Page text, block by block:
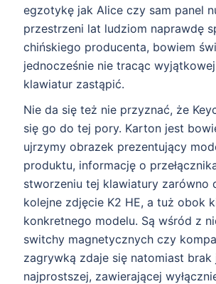
egzotykę jak Alice czy sam panel
przestrzeni lat ludziom naprawdę
chińskiego producenta, bowiem
jednocześnie nie tracąc
klawiatur zastąpić.
Nie da się też nie przyznać, że
się go do tej pory. Karton jest
ujrzymy obrazek prezentujący
produktu, informację o
stworzeniu tej klawiatury zarówno
kolejne zdjęcie K2 HE, a tuż obok
konkretnego modelu. Są wśród z
switchy magnetycznych czy
zagrywką zdaje się natomiast
najprostszej, zawierającej